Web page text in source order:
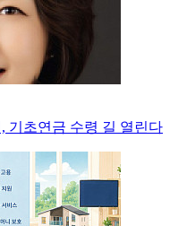
기초연금 수령 길 열린다